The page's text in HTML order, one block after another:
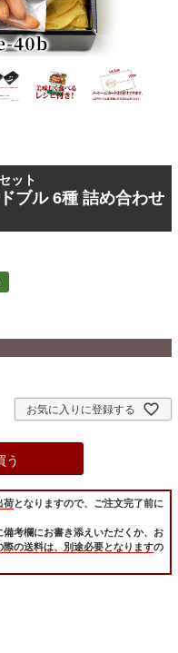
ット
ブル 6種 詰め合わせ
お気に入りに登録する
う
荷となりますので、ご注文完了前に
考欄にお書き添えいただくか、お
際の送料は、別途必要となりますの